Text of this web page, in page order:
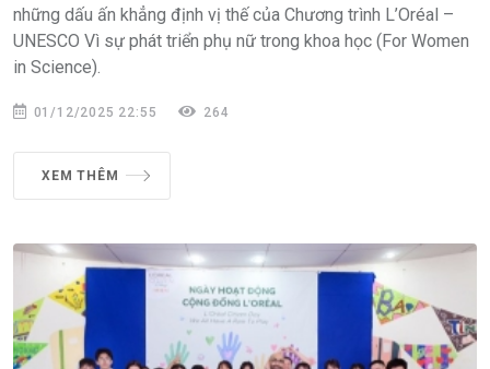
những dấu ấn khẳng định vị thế của Chương trình L’Oréal –
UNESCO Vì sự phát triển phụ nữ trong khoa học (For Women
in Science).
01/12/2025 22:55 264
XEM THÊM